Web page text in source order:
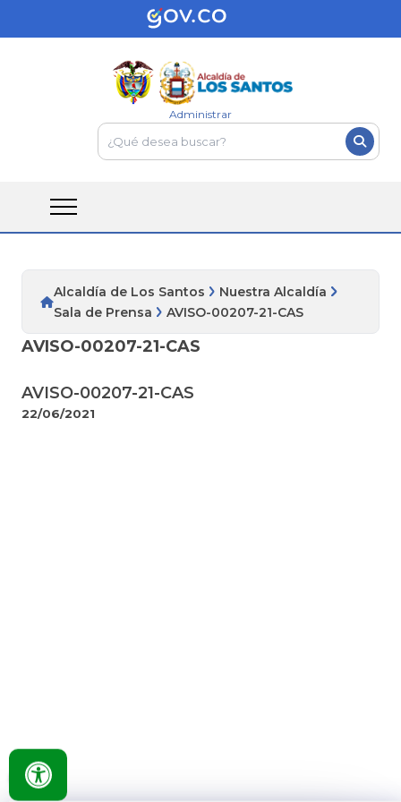
Administrar
Alcaldía de Los Santos
Nuestra Alcaldía
Sala de Prensa
AVISO-00207-21-CAS
AVISO-00207-21-CAS
AVISO-00207-21-CAS
22/06/2021